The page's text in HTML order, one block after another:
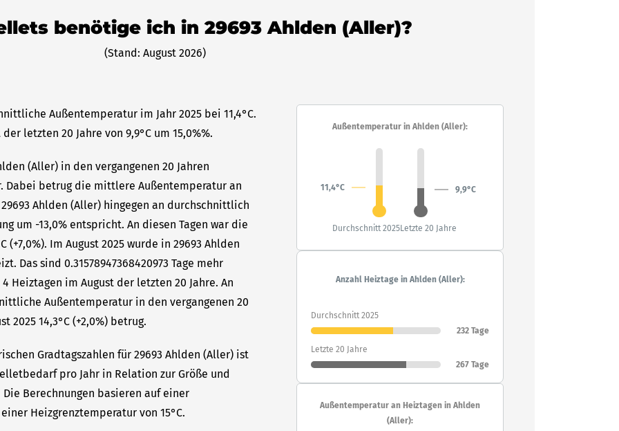
benötige ich in 29693 Ahlden (Aller)?
(Stand: August 2026)
Außentemperatur im Jahr 2025 bei 11,4°C.
letzten 20 Jahre von 9,9°C um 15,0%%.
(Aller) in den vergangenen 20 Jahren
Dabei betrug die mittlere Außentemperatur an
Ahlden (Aller) hingegen an durchschnittlich
um -13,0% entspricht. An diesen Tagen war die
Im August 2025 wurde in 29693 Ahlden
Das sind 0.31578947368420973 Tage mehr
Heiztagen im August der letzten 20 Jahre. An
Außentemperatur in den vergangenen 20
2025 14,3°C (+2,0%) betrug.
Gradtagszahlen für 29693 Ahlden (Aller) ist
pro Jahr in Relation zur Größe und
Berechnungen basieren auf einer
Heizgrenztemperatur von 15°C.
Außentemperatur in Ahlden (Aller):
11,4°C 9,9°C
Durchschnitt 2025Letzte 20 Jahre
Anzahl Heiztage in Ahlden (Aller):
Durchschnitt 2025
232 Tage
Letzte 20 Jahre
267 Tage
Außentemperatur an Heiztagen in Ahlden
(Aller):